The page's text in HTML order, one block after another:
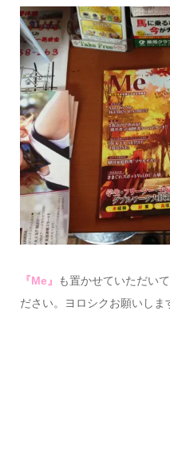
『Me』
も置かせていただい
ださい。ヨロシクお願いしま